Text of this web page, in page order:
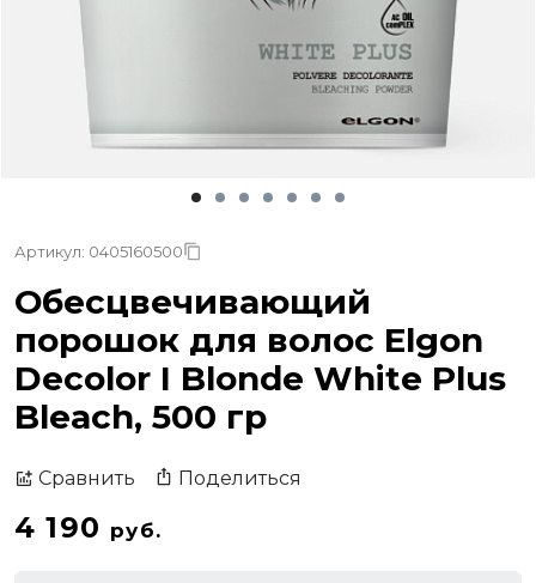
Артикул: 0405160500
Обесцвечивающий
порошок для волос Elgon
Decolor I Blonde White Plus
Bleach, 500 гр
Сравнить Поделиться
4 190 руб.